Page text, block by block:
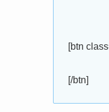
[btn
[/btn]